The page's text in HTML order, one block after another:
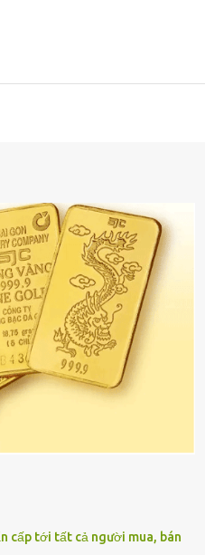
cấp tới tất cả người mua, bán